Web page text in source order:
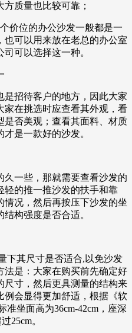
质量也比较可靠；
价位的办公沙发一般都是一
可以用来放在老总的办公室
可以选择这一种。
是招待客户的地方，因此大家
家在挑选时应查看其外观，看
是否美观；查看其面料、材质
是一款好的沙发。
久一些，那就需要查看沙发的
轻的推一推沙发的扶手和靠
况，然后再按压下沙发的坐
构强度是否合适。
下其尺寸是否适合,以免沙发
法是：大家在购买前先确定好
尺寸，然后更具测量的结构来
例会显得更加舒适，根据《软
坐面高为36cm-42cm，座深
25cm。